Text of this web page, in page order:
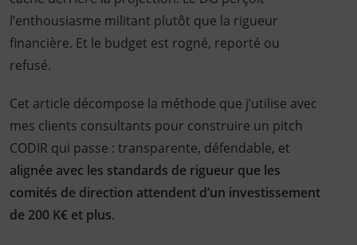
l’enthousiasme militant plutôt que la rigueur
financière. Et le budget est rogné, reporté ou
refusé.
Cet article décompose la méthode que j’utilise avec
mes clients consultants pour construire un pitch
CODIR qui passe : transparente, défendable, et
alignée avec les standards de rigueur que les
comités de direction attendent d’un investissement
de 200 K€ et plus.